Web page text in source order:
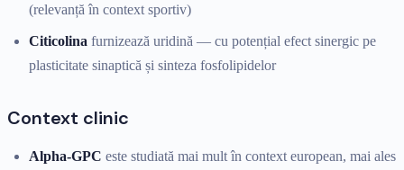
(relevanță în context sportiv)
Citicolina furnizează uridină — cu potențial efect sinergic pe
plasticitate sinaptică și sinteza fosfolipidelor
Context clinic
Alpha-GPC este studiată mai mult în context european, mai ales